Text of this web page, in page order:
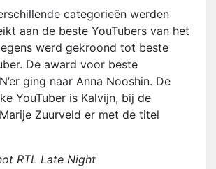
categorieën werden
aan de beste YouTubers van het
werd gekroond tot beste
De award voor beste
ging naar Anna Nooshin. De
YouTuber is Kalvijn, bij de
Zuurveld er met de titel
RTL Late Night